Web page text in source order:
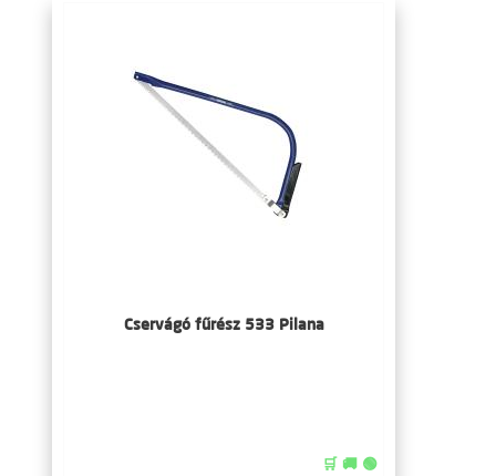
Cservágó fűrész 533 Pilana
🛒 🚚 🟢